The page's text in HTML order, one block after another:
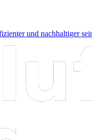
und nachhaltiger